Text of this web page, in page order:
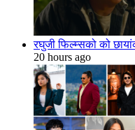
रघुजी फिल्म्सको को
20 hours ago